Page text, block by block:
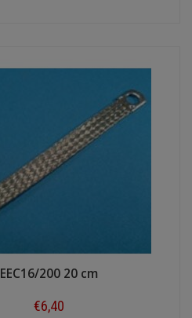
EEC16/200 20 cm
€6,40